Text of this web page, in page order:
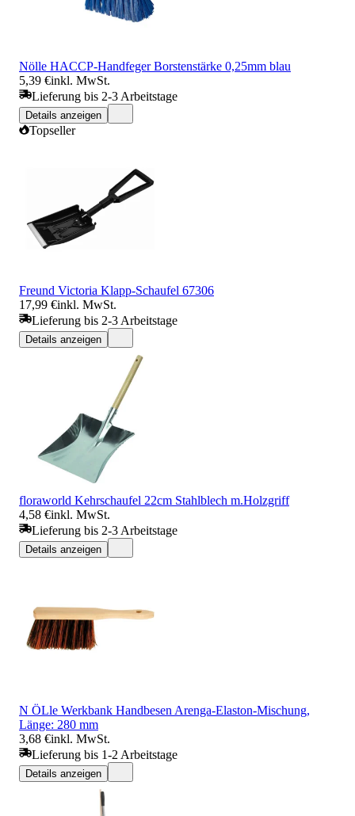
Nölle HACCP-Handfeger Borstenstärke 0,25mm blau
5,39 €inkl. MwSt.
Lieferung bis 2-3 Arbeitstage
Details anzeigen
Topseller
Freund Victoria Klapp-Schaufel 67306
17,99 €inkl. MwSt.
Lieferung bis 2-3 Arbeitstage
Details anzeigen
floraworld Kehrschaufel 22cm Stahlblech m.Holzgriff
4,58 €inkl. MwSt.
Lieferung bis 2-3 Arbeitstage
Details anzeigen
N ÖLle Werkbank Handbesen Arenga-Elaston-Mischung,
Länge: 280 mm
3,68 €inkl. MwSt.
Lieferung bis 1-2 Arbeitstage
Details anzeigen